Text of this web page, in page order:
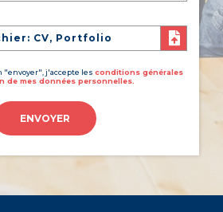
CV, Portfolio
"envoyer", j'accepte les conditions générales
de mes données personnelles.
ENVOYER